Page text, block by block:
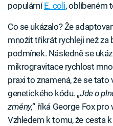
populárníE. coli, oblíbeném
Co se ukázalo? Že
množit třikrát rychleji než za
podmínek. Následně se
mikrogravitace rychlost
praxi to znamená, že se
genetického kódu. „Jde o
změny,“ říká George Fox pro
Vzhledem k tomu, že cesta